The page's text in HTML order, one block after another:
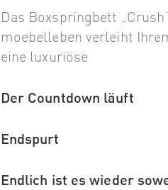
Das Boxspringbett
moebelleben verleiht
eine luxuriöse
Der Countdown läuft
Endspurt
Endlich ist es wieder